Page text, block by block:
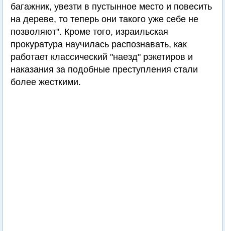
багажник, увезти в пустынное место и повесить
на дереве, то теперь они такого уже себе не
позволяют". Кроме того, израильская
прокуратура научилась распознавать, как
работает классический "наезд" рэкетиров и
наказания за подобные преступления стали
более жесткими.